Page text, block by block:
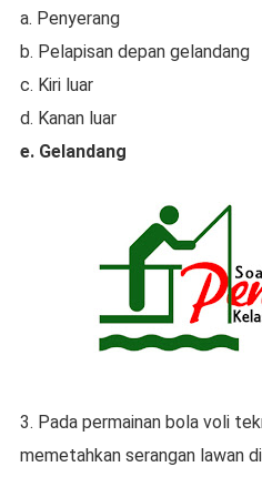
a. Penyerang
b. Pelapisan depan gelandang
c. Kiri luar
d. Kanan luar
e. Gelandang
3. Pada permainan bola voli
memetahkan serangan lawan